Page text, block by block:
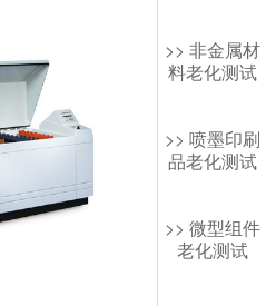
>> 非金属材
料老化测试
>> 喷墨印刷
品老化测试
>> 微型组件
老化测试